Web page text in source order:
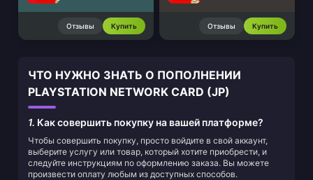
Отзывы Купить Отзывы Купить
ЧТО НУЖНО ЗНАТЬ О ПОПОЛНЕНИИ
PLAYSTATION NETWORK CARD (JP)
1. Как совершить покупку на вашей платформе?
Чтобы совершить покупку, просто войдите в свой аккаунт,
выберите услугу или товар, который хотите приобрести, и
следуйте инструкциям по оформлению заказа. Вы можете
произвести оплату любым из доступных способов.